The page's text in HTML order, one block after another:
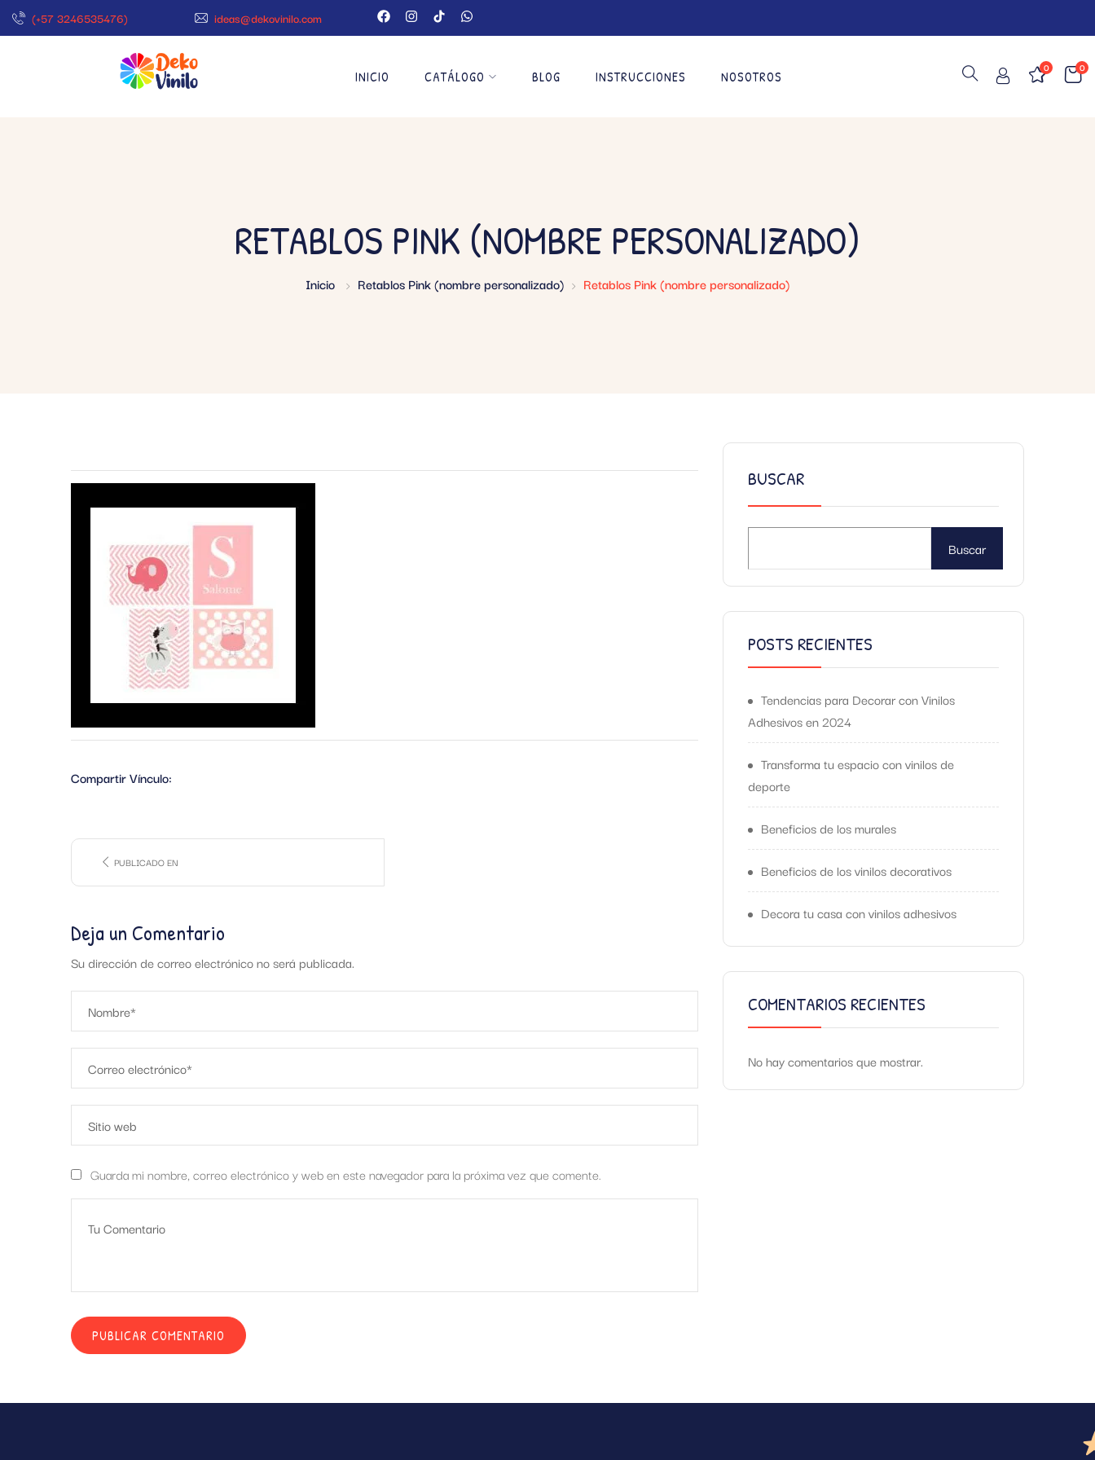
(+57 3246535476) ideas@dekovinilo.com
INICIO CATÁLOGO BLOG INSTRUCCIONES NOSOTROS
0
0
RETABLOS PINK (NOMBRE PERSONALIZADO)
Inicio Retablos Pink (nombre personalizado) Retablos Pink (nombre personalizado)
Compartir Vínculo:
PUBLICADO EN
Deja un Comentario
Su dirección de correo electrónico no será publicada.
Guarda mi nombre, correo electrónico y web en este navegador para la próxima vez que comente.
BUSCAR
Buscar
POSTS RECIENTES
Tendencias para Decorar con Vinilos
Adhesivos en 2024
Transforma tu espacio con vinilos de
deporte
Beneficios de los murales
Beneficios de los vinilos decorativos
Decora tu casa con vinilos adhesivos
COMENTARIOS RECIENTES
No hay comentarios que mostrar.